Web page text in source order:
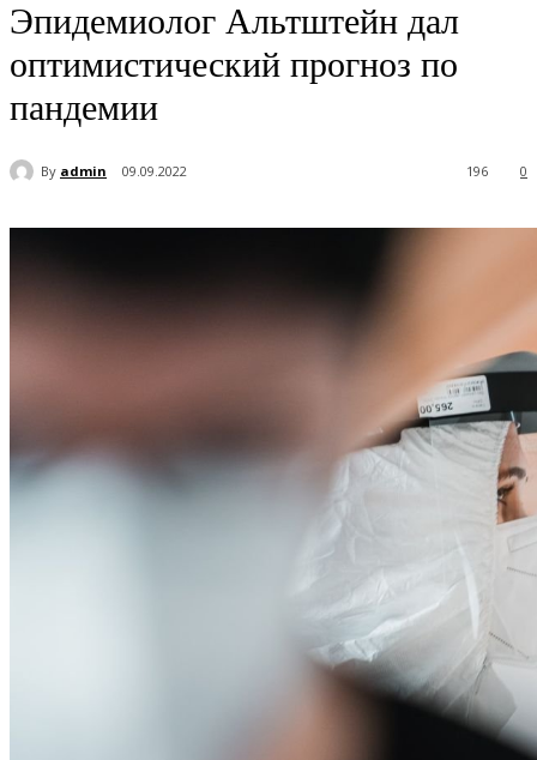
Эпидемиолог Альтштейн дал
оптимистический прогноз по
пандемии
By admin 09.09.2022 0
196